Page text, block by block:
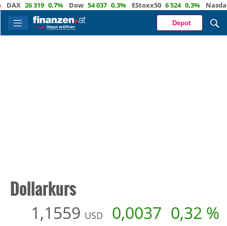
26 319 0,7% Dow 54 037 0,3% EStoxx50 6 524 0,3% Nasdaq 29
Depot
Dollarkurs
1,1559 USD 0,0037 0,32 %